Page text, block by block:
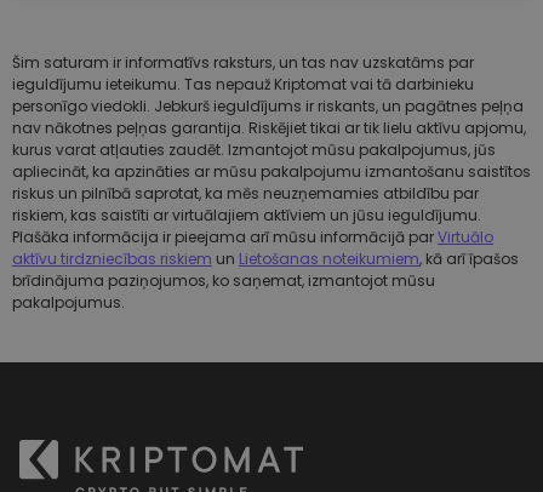
Šim saturam ir informatīvs raksturs, un tas nav uzskatāms par
ieguldījumu ieteikumu. Tas nepauž Kriptomat vai tā darbinieku
personīgo viedokli. Jebkurš ieguldījums ir riskants, un pagātnes peļņa
nav nākotnes peļņas garantija. Riskējiet tikai ar tik lielu aktīvu apjomu,
kurus varat atļauties zaudēt. Izmantojot mūsu pakalpojumus, jūs
apliecināt, ka apzināties ar mūsu pakalpojumu izmantošanu saistītos
riskus un pilnībā saprotat, ka mēs neuzņemamies atbildību par
riskiem, kas saistīti ar virtuālajiem aktīviem un jūsu ieguldījumu.
Plašāka informācija ir pieejama arī mūsu informācijā parVirtuālo
aktīvu tirdzniecības riskiem un Lietošanas noteikumiem, kā arī īpašos
brīdinājuma paziņojumos, ko saņemat, izmantojot mūsu
pakalpojumus.